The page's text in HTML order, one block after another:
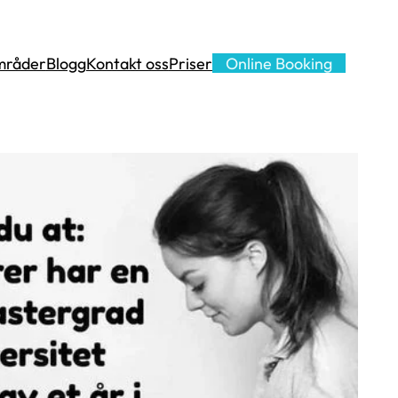
BloggKontakt ossPriser Online Booking